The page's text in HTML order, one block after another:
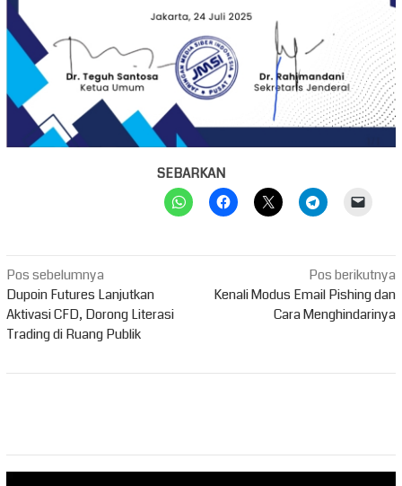
SEBARKAN
Navigasi
pos
Pos sebelumnya
Dupoin Futures Lanjutkan
Aktivasi CFD, Dorong Literasi
Trading di Ruang Publik
Pos berikutnya
Kenali Modus Email Pishing dan
Cara Menghindarinya